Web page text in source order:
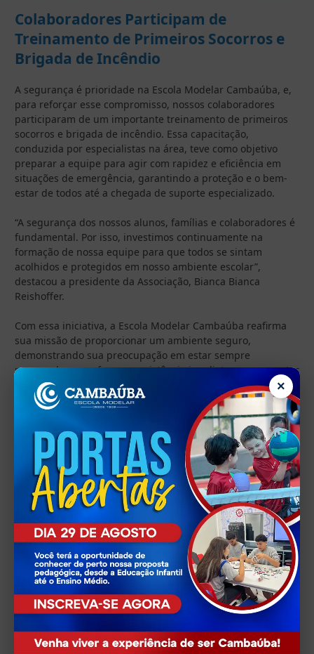
Colaboradores Participam de
Treinamento de Primeiros Socorros e
Brigada de Incêndio
A segurança é prioridade na Escola Modelar Cambaúba, e,
para reforçar esse compromisso, nossos colaboradores
participaram de um importante treinamento de primeiros
socorros e brigada de incêndio. Essa capacitação,
conduzida por especialistas na área, teve como objetivo
preparar a equipe para agir com rapidez e eficiência em
situações de emergência, garantindo a proteção e o bem-
estar de todos até a chegada de suporte especializado.
“A segurança dos nossos alunos, famílias e colaboradores é
fundamental. Por isso, investimos continuamente na
formação de nossa equipe para que todos se sintam
acolhidos e protegidos em nosso ambiente escolar”,
destacou a presidente da Associação, Bianca Bianca
Reishoffer.
Com essa iniciativa, a Escola Modelar Cambaúba reafirma
sua missão de proporcionar um ambiente seguro,
demonstrando sua preocupação em estar sempre
preparada para oferecer assistência imediata em momentos
críticos. Além disso, ações como essa fortalecem o senso de
comunidade e a confiança de quem faz parte da escola.
Data: 07 /12/2024
×